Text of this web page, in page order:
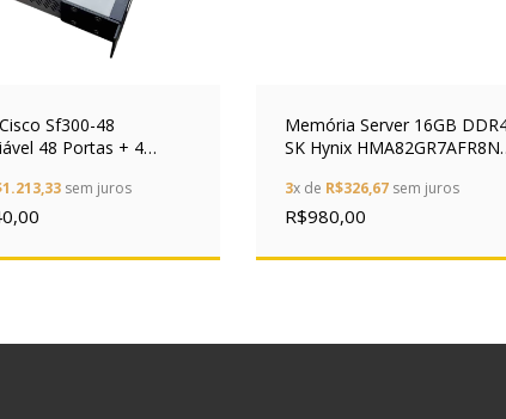
Sf300-48
48 Portas + 4
sem juros
Memória Server 16GB
SK Hynix HMA82GR7AFR8N
3x de R$326,67 sem juros
R$980,00